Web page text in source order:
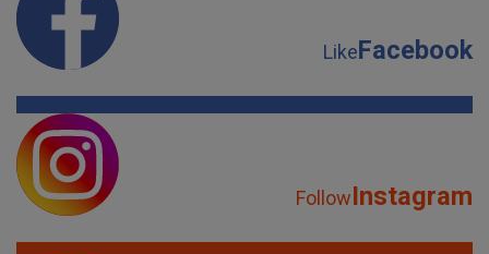
LikeFacebook
FollowInstagram